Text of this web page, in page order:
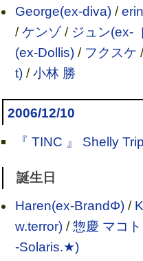
George(ex-diva)/
/ケンゾ/ ジュン(ex-
(ex-Dollis)/ フクスケ
t)/小林 勝
2006/12/10
『 TINC 』 Shelly
誕生日
Haren(ex-BrandΦ)/
w.terror)/惣慶 マコト
-Solaris.★)